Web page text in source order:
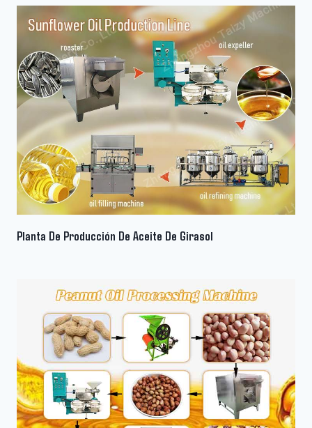
Planta De Producción De Aceite De Girasol